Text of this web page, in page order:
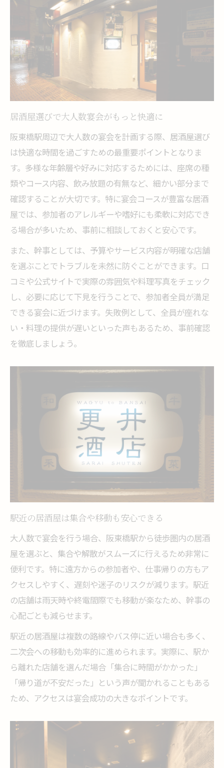
大人数に対応した居酒屋選びの新常識
大人数宴会は居酒屋の席タイプを要確認
居酒屋比較で重視したい対応人数の幅
居酒屋での飲み放題やコース選びの秘訣
貸切や個室対応居酒屋の見抜き方
居酒屋選びで予算と満足度を両立する方法
賢い幹事が実践する宴会準備のコツ
居酒屋予約前の確認事項を徹底解説
大人数で失敗しない居酒屋選びの秘訣
席の配置や人数変更に強い居酒屋が安心
幹事が押さえるべき居酒屋のチェック項目
居酒屋宴会で当日慌てない段取り術
参加者満足度を高める居酒屋活用法
居酒屋の料理や飲み放題で満足度UP
参加者の好みに合う居酒屋の選び方
居酒屋ならではの交流促進アイデア
満足度を重視した居酒屋のコース活用
宴会が盛り上がる居酒屋の演出術
予約前に知るべき阪東橋駅付近の注意点
居酒屋予約で気を付けたい注意点とは
宴会前の居酒屋下見で安心を確保する
居酒屋選びで終電や喫煙可否も要確認
居酒屋選びで大人数宴会がもっと快適に
阪東橋駅周辺で大人数の宴会を計画する際、居酒屋選び
は快適な時間を過ごすための最重要ポイントとなりま
す。多様な年齢層や好みに対応するためには、座席の種
類やコース内容、飲み放題の有無など、細かい部分まで
確認することが大切です。特に宴会コースが豊富な居酒
屋では、参加者のアレルギーや嗜好にも柔軟に対応でき
る場合が多いため、事前に相談しておくと安心です。
また、幹事としては、予算やサービス内容が明確な店舗
を選ぶことでトラブルを未然に防ぐことができます。口
コミや公式サイトで実際の雰囲気や料理写真をチェック
し、必要に応じて下見を行うことで、参加者全員が満足
できる宴会に近づけます。失敗例として、全員が座れな
い・料理の提供が遅いといった声もあるため、事前確認
を徹底しましょう。
駅近の居酒屋は集合や移動も安心できる
大人数で宴会を行う場合、阪東橋駅から徒歩圏内の居酒
屋を選ぶと、集合や解散がスムーズに行えるため非常に
便利です。特に遠方からの参加者や、仕事帰りの方もア
クセスしやすく、遅刻や迷子のリスクが減ります。駅近
の店舗は雨天時や終電間際でも移動が楽なため、幹事の
心配ごとも減らせます。
駅近の居酒屋は複数の路線やバス停に近い場合も多く、
二次会への移動も効率的に進められます。実際に、駅か
ら離れた店舗を選んだ場合「集合に時間がかかった」
「帰り道が不安だった」という声が聞かれることもある
ため、アクセスは宴会成功の大きなポイントです。